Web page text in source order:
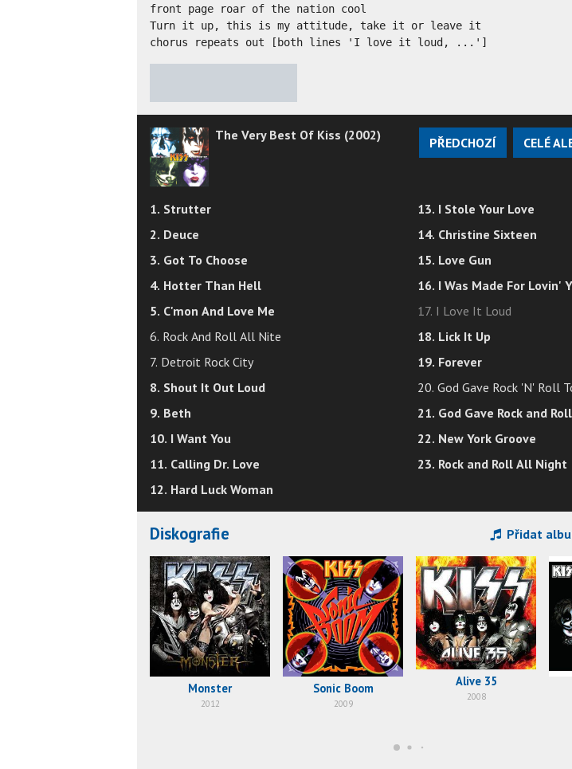
front page roar of the nation cool
Turn it up, this is my attitude, take it or leave it
chorus repeats out [both lines 'I love it loud, ...']
The Very Best Of Kiss (2002) PŘEDCHOZÍ CELÉ
1. Strutter
2. Deuce
3. Got To Choose
4. Hotter Than Hell
5. C'mon And Love Me
6. Rock And Roll All Nite
7. Detroit Rock City
8. Shout It Out Loud
9. Beth
10. I Want You
11. Calling Dr. Love
12. Hard Luck Woman
13. I Stole Your Love
14. Christine Sixteen
15. Love Gun
16. I Was Made For Lovin'
17. I Love It Loud
18. Lick It Up
19. Forever
20. God Gave Rock 'N' Roll
21. God Gave Rock and
22. New York Groove
23. Rock and Roll All Night
Diskografie Přidat
Monster
2012
Sonic Boom
2009
Alive 35
2008